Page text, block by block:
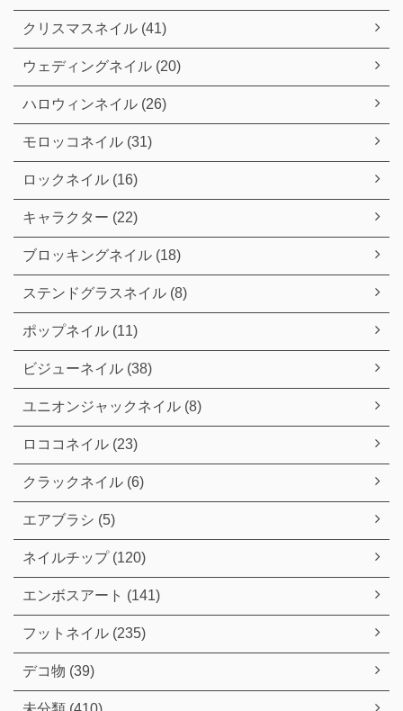
クリスマスネイル (41)
ウェディングネイル (20)
ハロウィンネイル (26)
モロッコネイル (31)
ロックネイル (16)
キャラクター (22)
ブロッキングネイル (18)
ステンドグラスネイル (8)
ポップネイル (11)
ビジューネイル (38)
ユニオンジャックネイル (8)
ロココネイル (23)
クラックネイル (6)
エアブラシ (5)
ネイルチップ (120)
エンボスアート (141)
フットネイル (235)
デコ物 (39)